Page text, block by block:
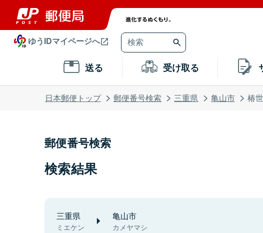
ゆうIDマイページへ
送る 受け取る
日本郵便トップ 郵便番号検索 三重県 亀山市 椿
郵便番号検索
検索結果
三重県
ミエケン
亀山市
カメヤマシ